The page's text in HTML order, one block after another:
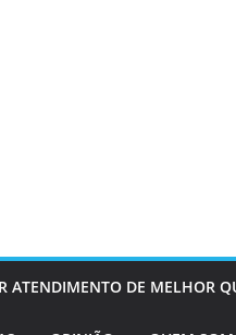
ATENDIMENTO DE